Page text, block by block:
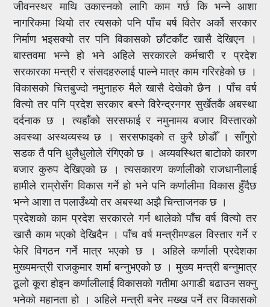
जीवनस्थर माथि उकास्नको लागि काम गर्छ कि भन्ने आशा
नागरिकमा थियो तर त्यसको पनि पाँच बर्ष वितेर अर्को सरकार
निर्माण भइसक्योे तर पनि विकासको छाँटकाँट खासै देखिएन ।
बास्तवमा भन्ने हो भने अहिले सरकारले कर्मचारी र प्रदेश
सरकारका मन्त्री र संसदहरुलाई पाल्ने मात्र काम गरिरहेको छ ।
विकासको चित्तबुज्दो नमुनाहरु मैले खासै देखेको छैन । पाँच वर्ष
वित्यो तर पनि प्रदेश सरकार बस्ने विरेन्द्रनगर सुर्खेतकै अबस्था
दर्दनाक छ । त्यहाँको सरसफाई र नमुनामय बजार विस्तारको
अवस्था अस्थव्यस्थ छ । सरसफाइको त कुरै छोडौँ । साँगुरो
सडक तै पनि धुलैधुलोले रंगिएको छ । अव्यवस्थित बाटोको कारण
बजार कुरुप देखिएको छ । त्यसकारण कर्णालीको राजधानीलाई
हामीले राम्रोसँग विकास गर्ने हो भने पनि कर्णालीमा विकास हुँदैछ
भन्ने आशा त पलाउँथ्यो तर अबस्था अझै चिन्ताजनक छ ।
प्रदेशको काम प्रदेश सरकारले गर्न थालेको पाँच वर्ष वित्यो तर
खासै काम भएको देखिदैन । पाँच वर्ष मन्त्रीमण्डल विस्तार गर्ने र
फेरि विगठन गर्ने मात्र भएको छ । अहिले कर्णाली प्रदेशका
मुख्यमन्त्री राजकुमार शर्मा बन्नुभएको छ । मुख्य मन्त्री बन्नुमात्र
ठूलो कूरा होइन कर्णालीलाई विकासको गतीमा अगाडी बढाउन सक्नु
भनेको महानता हो । अहिले मन्त्री बनेर मख्ख पर्ने तर विकासको